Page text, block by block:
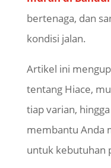
bertenaga, dan
kondisi jalan.
Artikel ini
tentang Hiace,
tiap varian,
membantu Anda
untuk kebutuhan